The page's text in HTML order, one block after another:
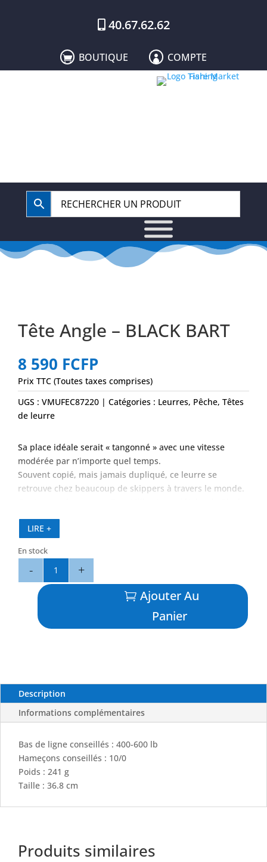
40.67.62.62
 BOUTIQUE  COMPTE
Tête Angle – BLACK BART
8 590 FCFP
Prix TTC (Toutes taxes comprises)
UGS :VMUFEC87220 Catégories : Leurres, Pêche,Têtes
de leurre
Sa place idéale serait « tangonné » avec une vitesse
modérée par n’importe quel temps.
Souvent copié, mais jamais dupliqué, ce leurre se
retrouve chez beaucoup de skippers à travers le monde.
LIRE +
En stock
Ajouter Au
Panier
Description
Informations complémentaires
Bas de ligne conseillés : 400-600 lb
Hameçons conseillés : 10/0
Poids : 241 g
Taille : 36.8 cm
Produits similaires